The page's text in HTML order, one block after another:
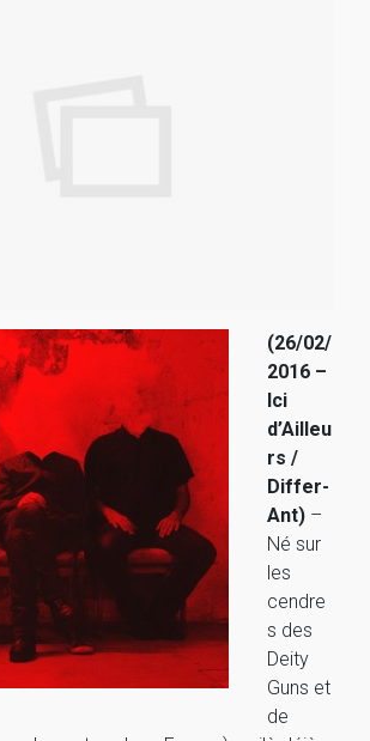
(26/02/
2016 –
Ici
d’Ailleu
rs /
Differ-
Ant) –
Né sur
les
cendre
s des
Deity
Guns et
de